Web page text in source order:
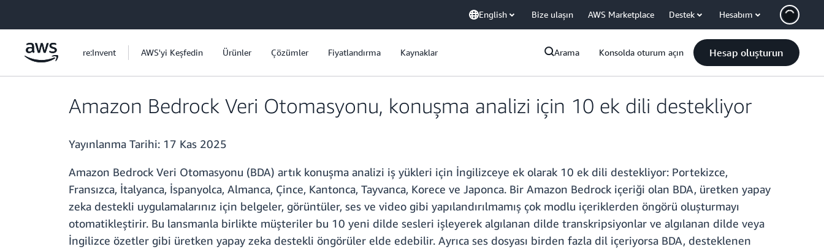
English Bize ulaşın AWS Marketplace Destek Hesabım
re:Invent AWS'yi Keşfedin Ürünler Çözümler Fiyatlandırma Kaynaklar Arama Konsolda oturum açın Hesap oluşturun
Amazon Bedrock Veri Otomasyonu, konuşma analizi için 10 ek dili destekliyor
Yayınlanma Tarihi: 17 Kas 2025
Amazon Bedrock Veri Otomasyonu (BDA) artık konuşma analizi iş yükleri için İngilizceye ek olarak 10 ek dili destekliyor: Portekizce,
Fransızca, İtalyanca, İspanyolca, Almanca, Çince, Kantonca, Tayvanca, Korece ve Japonca. Bir Amazon Bedrock içeriği olan BDA, üretken yapay
zeka destekli uygulamalarınız için belgeler, görüntüler, ses ve video gibi yapılandırılmamış çok modlu içeriklerden öngörü oluşturmayı
otomatikleştirir. Bu lansmanla birlikte müşteriler bu 10 yeni dilde sesleri işleyerek algılanan dilde transkripsiyonlar ve algılanan dilde veya
İngilizce özetler gibi üretken yapay zeka destekli öngörüler elde edebilir. Ayrıca ses dosyası birden fazla dil içeriyorsa BDA, desteklenen